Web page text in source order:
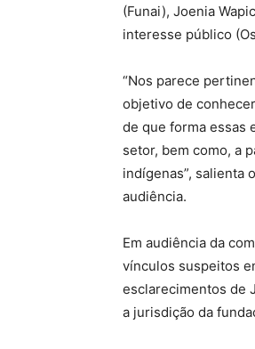
(Funai), Joenia
interesse público
“Nos parece
objetivo de
de que forma essas
setor, bem como, a
indígenas”, salienta
audiência.
Em audiência da
vínculos suspeitos
esclarecimentos de
a jurisdição da